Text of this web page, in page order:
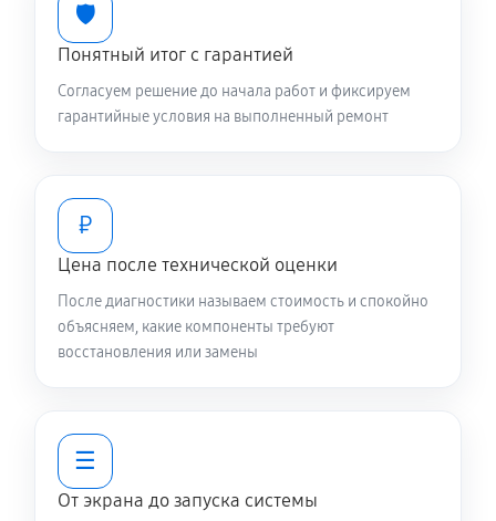
🛡️
Понятный итог с гарантией
Согласуем решение до начала работ и фиксируем
гарантийные условия на выполненный ремонт
₽
Цена после технической оценки
После диагностики называем стоимость и спокойно
объясняем, какие компоненты требуют
восстановления или замены
☰
От экрана до запуска системы